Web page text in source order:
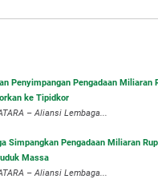
Penyimpangan Pengadaan Miliaran
ke Tipidkor
– Aliansi Lembaga...
Simpangkan Pengadaan Miliaran
Massa
– Aliansi Lembaga...